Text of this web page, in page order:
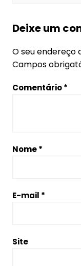
Deixe um
O seu endereço
Campos
Comentário*
Nome*
E-mail *
Site